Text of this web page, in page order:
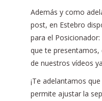
Además y como
post, en Estebro
para el
que te presentamos,
de nuestros vídeos
¡Te adelantamos
permite ajustar la